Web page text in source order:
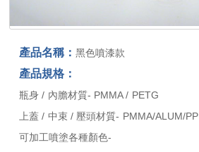
產品名稱： 黑色噴漆款
產品規格：
瓶身 / 內膽材質- PMMA / PETG
上蓋 / 中束 / 壓頭材質- PMMA/ALUM/PP
可加工噴塗各種顏色-